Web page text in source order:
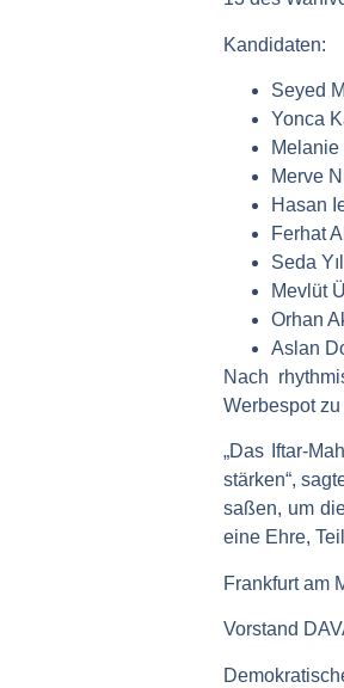
Kandidaten:
Seyed
Yonca
Melanie
Merve
Hasan
Ferhat
Seda
Mevlüt
Orhan
Aslan
Nach
Werbespot
„Das Iftar-
stärken“,
saßen, um
eine Ehre,
Frankfurt am
Vorstand